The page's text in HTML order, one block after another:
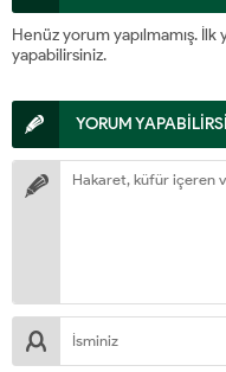
Henüz yorum yapılmamış. İlk
yapabilirsiniz.
YORUM